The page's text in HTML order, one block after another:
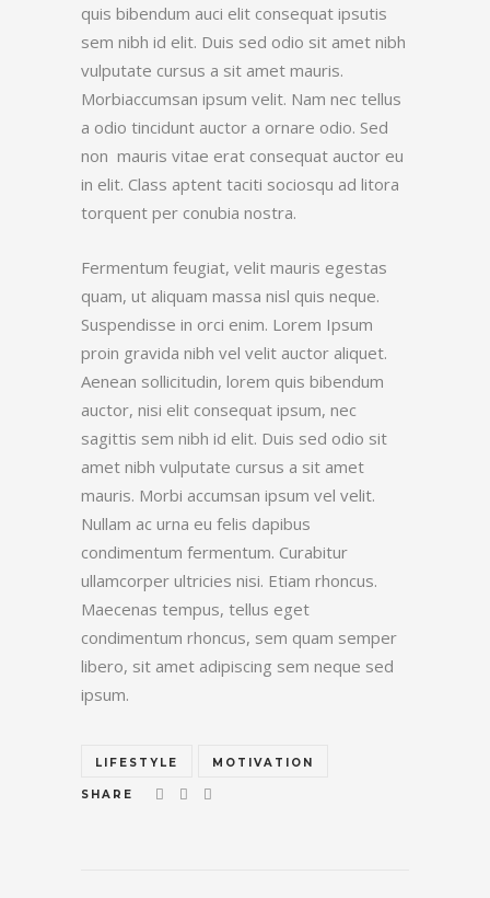
quis bibendum auci elit consequat ipsutis
sem nibh id elit. Duis sed odio sit amet nibh
vulputate cursus a sit amet mauris.
Morbiaccumsan ipsum velit. Nam nec tellus
a odio tincidunt auctor a ornare odio. Sed
non mauris vitae erat consequat auctor eu
in elit. Class aptent taciti sociosqu ad litora
torquent per conubia nostra.
Fermentum feugiat, velit mauris egestas
quam, ut aliquam massa nisl quis neque.
Suspendisse in orci enim. Lorem Ipsum
proin gravida nibh vel velit auctor aliquet.
Aenean sollicitudin, lorem quis bibendum
auctor, nisi elit consequat ipsum, nec
sagittis sem nibh id elit. Duis sed odio sit
amet nibh vulputate cursus a sit amet
mauris. Morbi accumsan ipsum vel velit.
Nullam ac urna eu felis dapibus
condimentum fermentum. Curabitur
ullamcorper ultricies nisi. Etiam rhoncus.
Maecenas tempus, tellus eget
condimentum rhoncus, sem quam semper
libero, sit amet adipiscing sem neque sed
ipsum.
LIFESTYLE MOTIVATION
SHARE